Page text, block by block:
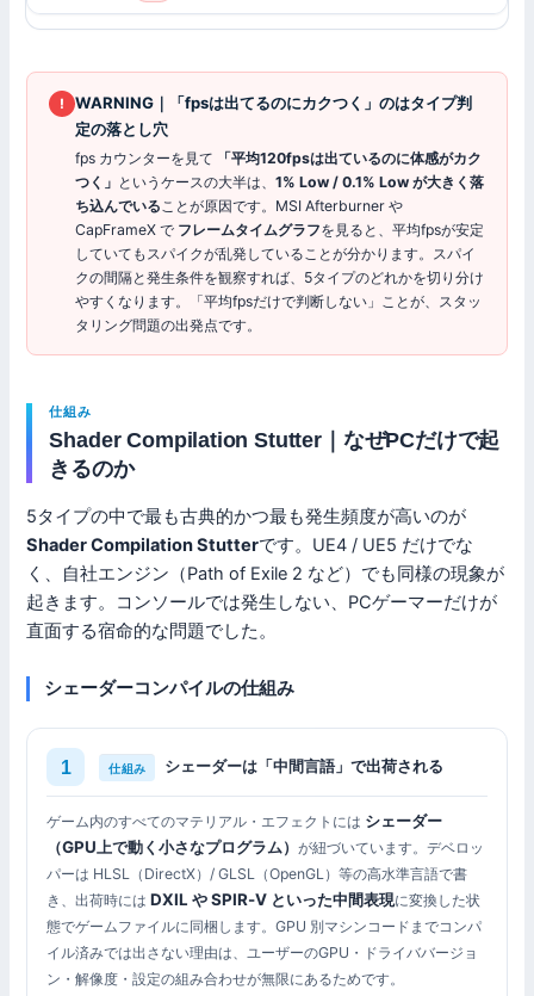
!
WARNING｜「fpsは出てるのにカクつく」のはタイプ判
定の落とし穴
fps カウンターを見て
「平均120fpsは出ているのに体感がカク
つく」 というケースの大半は、1% Low / 0.1% Low が大きく落
ち込んでいることが原因です。MSI Afterburner や
CapFrameX で フレームタイムグラフを見ると、平均fpsが安定
していてもスパイクが乱発していることが分かります。スパイ
クの間隔と発生条件を観察すれば、5タイプのどれかを切り分け
やすくなります。「平均fpsだけで判断しない」ことが、スタッ
タリング問題の出発点です。
仕組み
Shader Compilation Stutter｜なぜPCだけで起
きるのか
5タイプの中で最も古典的かつ最も発生頻度が高いのが
Shader Compilation Stutterです。UE4 / UE5 だけでな
く、自社エンジン（Path of Exile 2 など）でも同様の現象が
起きます。コンソールでは発生しない、PCゲーマーだけが
直面する宿命的な問題でした。
シェーダーコンパイルの仕組み
仕組み シェーダーは「中間言語」で出荷される
ゲーム内のすべてのマテリアル・エフェクトには シェーダー
（GPU上で動く小さなプログラム）が紐づいています。デベロッ
パーは HLSL（DirectX）/ GLSL（OpenGL）等の高水準言語で書
き、出荷時には DXIL や SPIR-V といった中間表現に変換した状
態でゲームファイルに同梱します。GPU 別マシンコードまでコンパ
イル済みでは出さない理由は、ユーザーのGPU・ドライババージョ
ン・解像度・設定の組み合わせが無限にあるためです。